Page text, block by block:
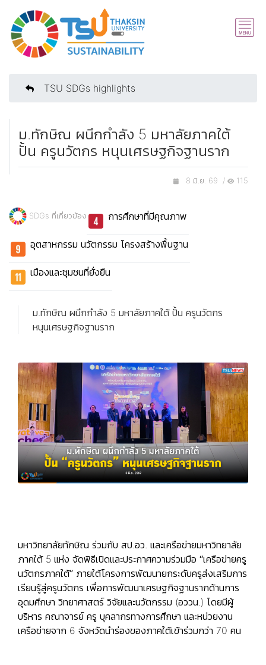
TSU SDGs highlights
ม.ทักษิณ ผนึกกำลัง 5 มหาลัยภาคใต้
ปั้น ครูนวัตกร หนุนเศรษฐกิจฐานราก
8 มิ.ย. 69 / 115
SDGs ที่เกี่ยวข้อง การศึกษาที่มีคุณภาพ
อุตสาหกรรม นวัตกรรม โครงสร้างพื้นฐาน
เมืองและชุมชนที่ยั่งยืน
ม.ทักษิณ ผนึกกำลัง 5 มหาลัยภาคใต้ ปั้น ครูนวัตกร
หนุนเศรษฐกิจฐานราก
มหาวิทยาลัยทักษิณ ร่วมกับ สป.อว. และเครือข่ายมหาวิทยาลัย
ภาคใต้ 5 แห่ง จัดพิธีเปิดและประกาศความร่วมมือ “เครือข่ายครู
นวัตกรภาคใต้” ภายใต้โครงการพัฒนายกระดับครูส่งเสริมการ
เรียนรู้สู่ครูนวัตกร เพื่อการพัฒนาเศรษฐกิจฐานรากด้านการ
อุดมศึกษา วิทยาศาสตร์ วิจัยและนวัตกรรม (อววน.) โดยมีผู้
บริหาร คณาจารย์ ครู บุคลากรทางการศึกษา และหน่วยงาน
เครือข่ายจาก 6 จังหวัดนำร่องของภาคใต้เข้าร่วมกว่า 70 คน